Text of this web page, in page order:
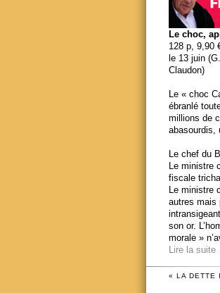
Le choc,
128 p, 9,90
le 13 juin
Claudon)
Le « choc
ébranlé
millions de
abasourdis,
Le chef du
Le ministre
fiscale
Le ministre
autres mais
son or.
morale »
Lire la suite
« LA DETTE